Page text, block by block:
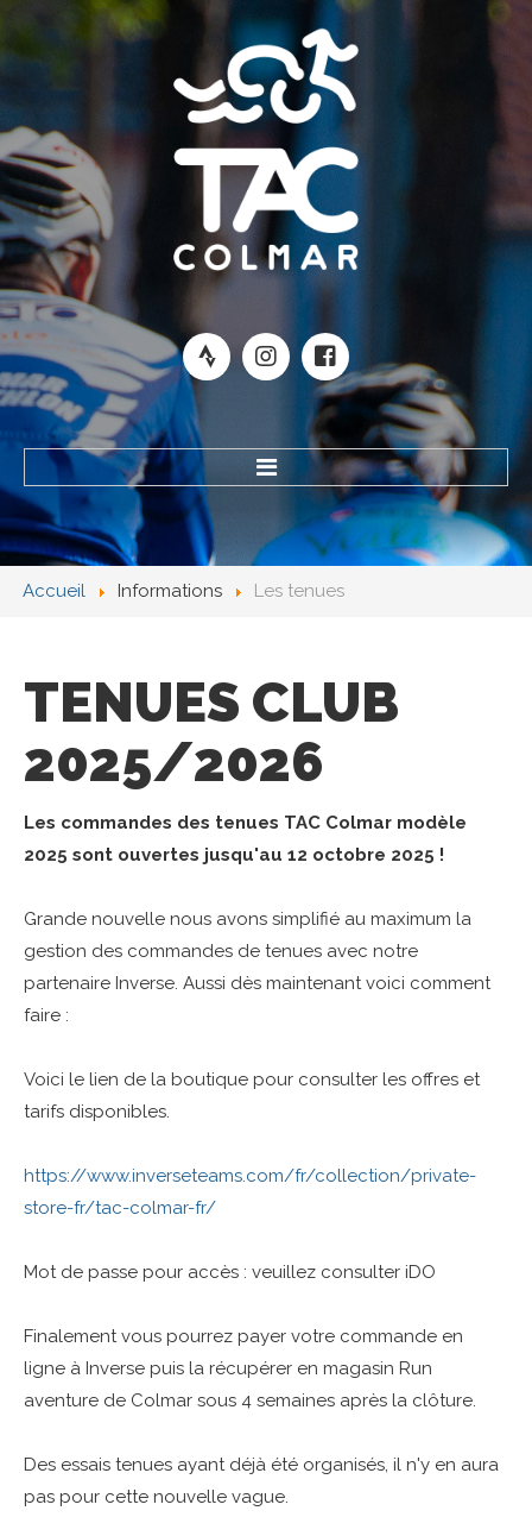
LE CLUB
INFORMATIONS
Les tenues
iDO by TAC COLMAR
ENTRAÎNEMENTS
Groupe Adultes & Espoirs
Groupe Forme & Bien-être
SCHWIMRUN
Le Schwimrun
Parcours
Inscription / résultats
PARTENAIRES
CONTACT
Accueil Informations Les tenues
TENUES CLUB
2025/2026
Les commandes des tenues TAC Colmar modèle
2025 sont ouvertes jusqu'au 12 octobre 2025 !
Grande nouvelle nous avons simplifié au maximum la
gestion des commandes de tenues avec notre
partenaire Inverse. Aussi dès maintenant voici comment
faire :
Voici le lien de la boutique pour consulter les offres et
tarifs disponibles.
https://www.inverseteams.com/fr/collection/private-
store-fr/tac-colmar-fr/
Mot de passe pour accès : veuillez consulter iDO
Finalement vous pourrez payer votre commande en
ligne à Inverse puis la récupérer en magasin Run
aventure de Colmar sous 4 semaines après la clôture.
Des essais tenues ayant déjà été organisés, il n'y en aura
pas pour cette nouvelle vague.